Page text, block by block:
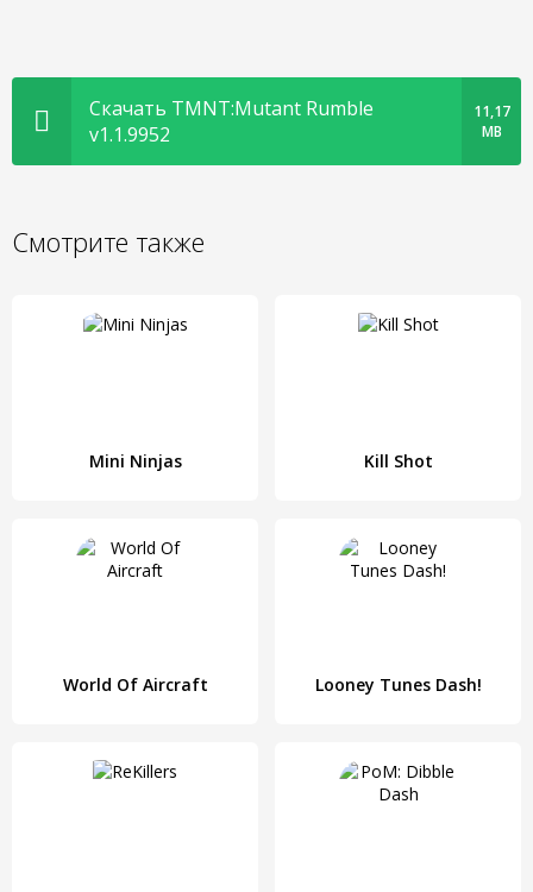
Скачать TMNT:Mutant Rumble
v1.1.9952
11,17
MB
Смотрите также
Mini Ninjas Kill Shot
World Of Aircraft Looney Tunes Dash!